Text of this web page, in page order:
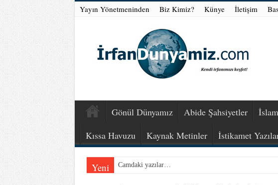
Yayın Yönetmeninden Biz Kimiz? Künye İletişim
Gönül Dünyamız Abide Şahsiyetler
Kıssa Havuzu
Kaynak Metinler İstikamet
Yeni Camdaki yazılar…